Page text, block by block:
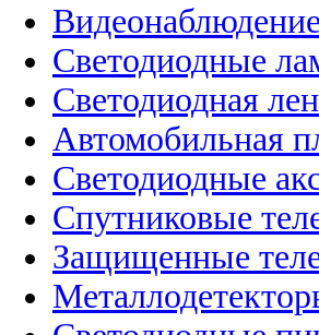
Видеонаблюдение
Светодиодные
Светодиодная
Автомобильная
Светодиодные
Спутниковые
Защищенные